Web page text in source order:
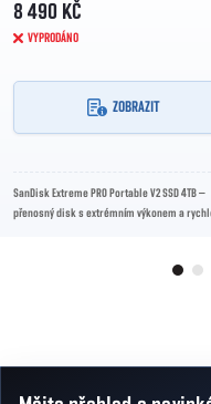
8 490 KČ
VYPRODÁNO
ZOBRAZIT
SanDisk Extreme PRO Portable V2 SSD 4TB –
přenosný disk s extrémním výkonem a